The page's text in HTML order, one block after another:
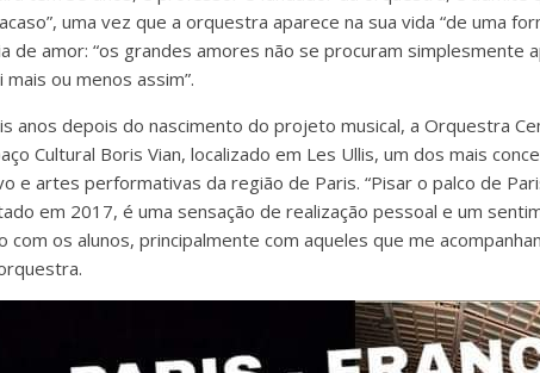
uma vez que a orquestra aparece na sua vida “de uma
de amor: “os grandes amores não se procuram simplesmente
ou menos assim”.
anos depois do nascimento do projeto musical, a Orquestra
Cultural Boris Vian, localizado em Les Ullis, um dos mais
e artes performativas da região de Paris. “Pisar o palco de
em 2017, é uma sensação de realização pessoal e um
com os alunos, principalmente com aqueles que me